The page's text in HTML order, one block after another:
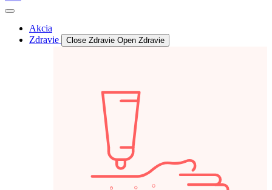
Akcia
Zdravie
Close Zdravie Open Zdravie